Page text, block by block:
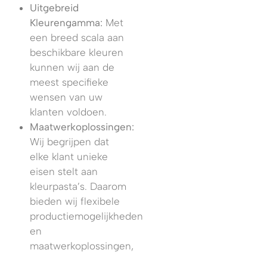
Uitgebreid
Kleurengamma: Met
een breed scala aan
beschikbare kleuren
kunnen wij aan de
meest specifieke
wensen van uw
klanten voldoen.
Maatwerkoplossingen:
Wij begrijpen dat
elke klant unieke
eisen stelt aan
kleurpasta’s. Daarom
bieden wij flexibele
productiemogelijkheden
en
maatwerkoplossingen,